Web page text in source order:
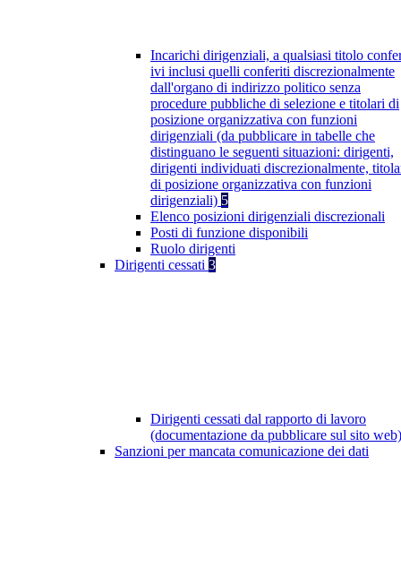
Incarichi dirigenziali, a qualsiasi titolo
ivi inclusi quelli conferiti discrezionalmente
dall'organo di indirizzo politico senza
procedure pubbliche di selezione e titolari di
posizione organizzativa con funzioni
dirigenziali (da pubblicare in tabelle che
distinguano le seguenti situazioni: dirigenti,
dirigenti individuati discrezionalmente,
di posizione organizzativa con funzioni
dirigenziali) 5
Elenco posizioni dirigenziali discrezionali
Posti di funzione disponibili
Ruolo dirigenti
Dirigenti cessati 3
Dirigenti cessati dal rapporto di lavoro
(documentazione da pubblicare sul sito
Sanzioni per mancata comunicazione dei dati